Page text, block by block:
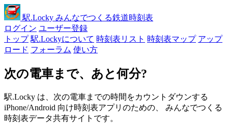
駅.Locky みんなでつくる鉄道時刻表
ログイン ユーザー登録
トップ 駅.Lockyについて 時刻表リスト 時刻表マップ アップ
ロード フォーラム 使い方
次の電車まで、あと何分?
駅.Locky は、次の電車までの時間をカウントダウンする
iPhone/Android 向け時刻表アプリのための、 みんなでつくる
時刻表データ共有サイトです。